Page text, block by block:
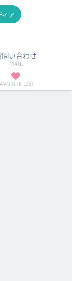
ア
問い合わせ
MAIL
LIST